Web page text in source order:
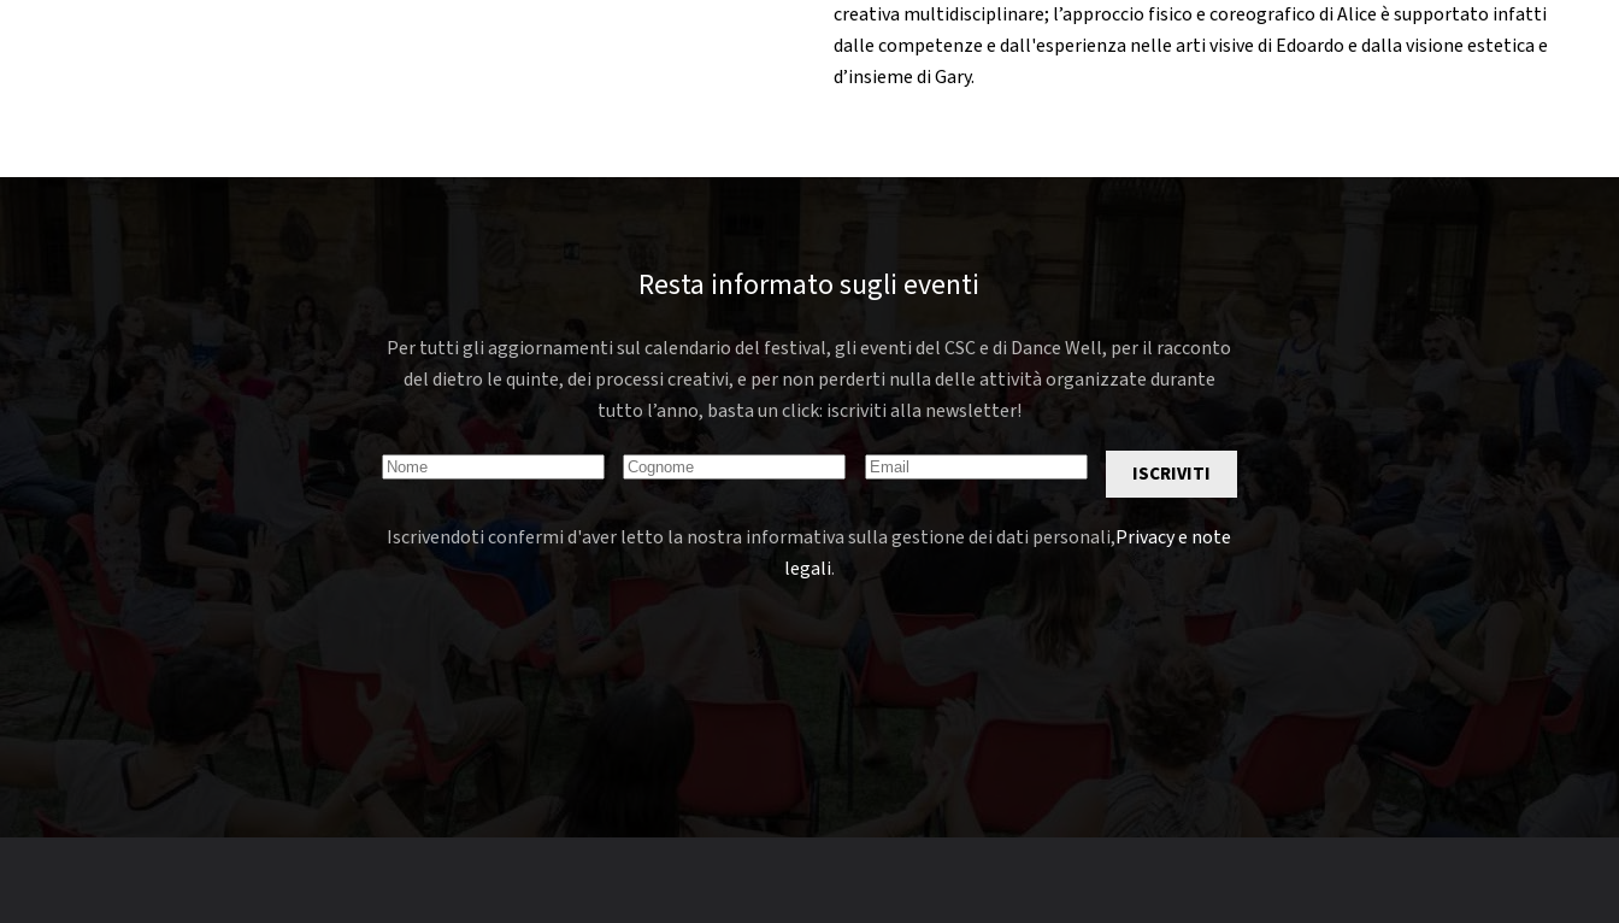
creativa multidisciplinare; l’approccio fisico e coreografico di Alice è supportato infatti
dalle competenze e dall'esperienza nelle arti visive di Edoardo e dalla visione estetica e
d’insieme di Gary.
Resta informato sugli eventi
Per tutti gli aggiornamenti sul calendario del festival, gli eventi del CSC e di Dance Well, per il racconto
del dietro le quinte, dei processi creativi, e per non perderti nulla delle attività organizzate durante
tutto l’anno, basta un click: iscriviti alla newsletter!
ISCRIVITI
Iscrivendoti confermi d'aver letto la nostra informativa sulla gestione dei dati personali,Privacy e note
legali.